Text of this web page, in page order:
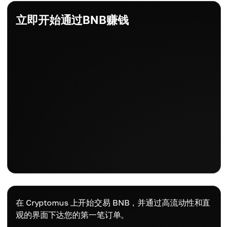
立即开始通过BNB赚钱
在 Cryptomus 上开始交易 BNB，并通过高流动性和直
观的界面下达您的第一笔订单。